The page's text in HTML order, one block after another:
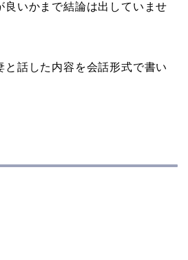
良いかまで結論は出していませ
と話した内容を会話形式で書い